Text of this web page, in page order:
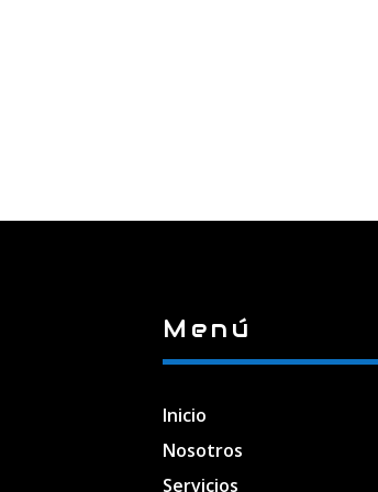
Menú
Inicio
Nosotros
Servicios